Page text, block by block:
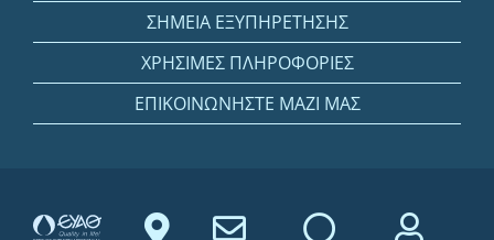
ΣΗΜΕΙΑ ΕΞΥΠΗΡΕΤΗΣΗΣ
ΧΡΗΣΙΜΕΣ ΠΛΗΡΟΦΟΡΙΕΣ
ΕΠΙΚΟΙΝΩΝΗΣΤΕ ΜΑΖΙ ΜΑΣ